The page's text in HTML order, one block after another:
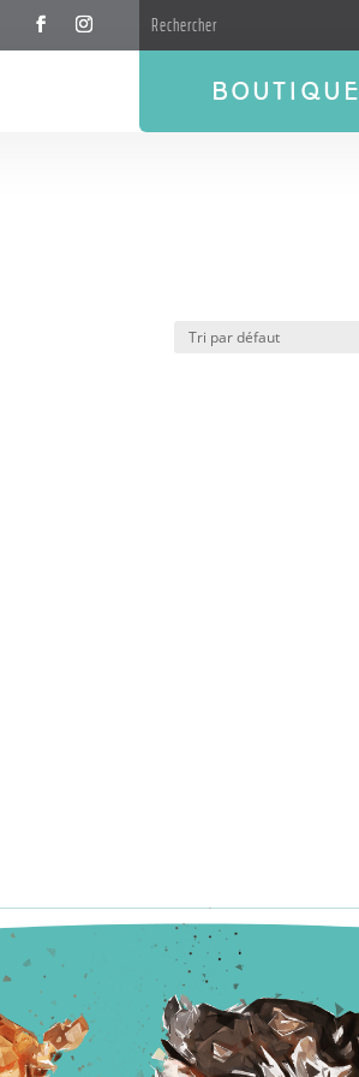
BOUTIQUE